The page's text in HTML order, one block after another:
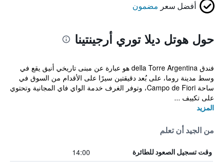
أفضل سعر مضمون
حول هوتل ديلا توري أرجينتينا
فندق della Torre Argentina هو عبارة عن مبنى تاريخي أنيق يقع في
وسط مدينة روما، على بُعد دقيقتين سيرًا على الأقدام من السوق في
ساحة Campo de Fiori، وتوفر الغرف خدمة الواي فاي المجانية وتحتوي
على تكييف ...
المزيد
من الجيد أن تعلم
وقت تسجيل الصعود للطائرة 14:00